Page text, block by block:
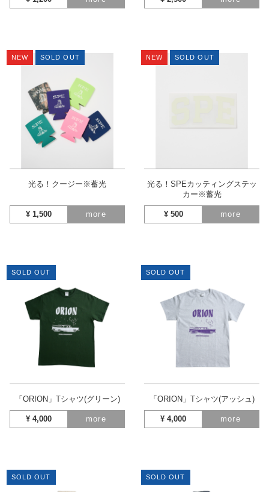
NEW SOLD OUT
光る！クージー※蓄光
¥ 1,500 more
NEW SOLD OUT
光る！SPEカッティングステッ
カー※蓄光
¥ 500 more
SOLD OUT
「ORION」Tシャツ(グリーン)
¥ 4,000 more
SOLD OUT
「ORION」Tシャツ(アッシュ)
¥ 4,000 more
SOLD OUT SOLD OUT